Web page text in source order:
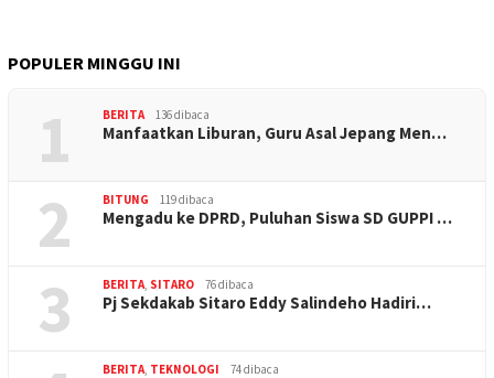
POPULER MINGGU INI
1 BERITA 136 dibaca
Manfaatkan Liburan, Guru Asal Jepang Men…
2 BITUNG 119 dibaca
Mengadu ke DPRD, Puluhan Siswa SD GUPPI …
3 BERITA SITARO 76 dibaca
Pj Sekdakab Sitaro Eddy Salindeho Hadiri…
BERITA TEKNOLOGI 74 dibaca